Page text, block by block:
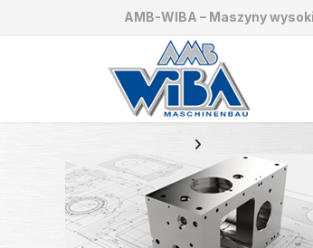
AMB-WIBA – Maszyny